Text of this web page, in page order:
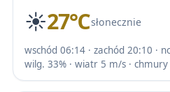
☀️27℃słonecznie
wschód 06:14 · zachód 20:10 ·
wilg. 33% · wiatr 5 m/s · chmury